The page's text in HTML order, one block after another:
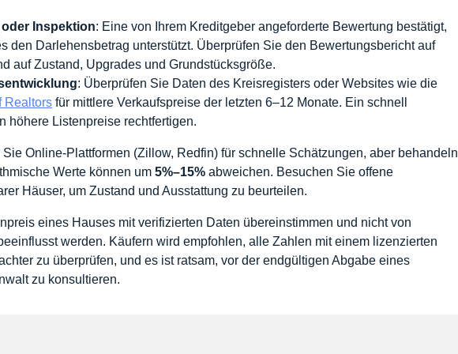
Inspektion: Eine von Ihrem Kreditgeber angeforderte Bewertung bestätigt,
den Darlehensbetrag unterstützt. Überprüfen Sie den Bewertungsbericht auf
auf Zustand, Upgrades und Grundstücksgröße.
: Überprüfen Sie Daten des Kreisregisters oder Websites wie die
Realtors für mittlere Verkaufspreise der letzten 6–12 Monate. Ein schnell
höhere Listenpreise rechtfertigen.
Sie Online-Plattformen (Zillow, Redfin) für schnelle Schätzungen, aber behandeln
Werte können um 5%–15% abweichen. Besuchen Sie offene
Häuser, um Zustand und Ausstattung zu beurteilen.
eines Hauses mit verifizierten Daten übereinstimmen und nicht von
werden. Käufern wird empfohlen, alle Zahlen mit einem lizenzierten
zu überprüfen, und es ist ratsam, vor der endgültigen Abgabe eines
zu konsultieren.